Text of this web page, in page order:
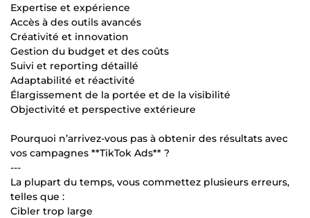
Expertise et expérience
Accès à des outils avancés
Créativité et innovation
Gestion du budget et des coûts
Suivi et reporting détaillé
Adaptabilité et réactivité
Élargissement de la portée et de la visibilité
Objectivité et perspective extérieure
Pourquoi n’arrivez-vous pas à obtenir des résultats avec
vos campagnes **TikTok Ads** ?
---
La plupart du temps, vous commettez plusieurs erreurs,
telles que :
Cibler trop large